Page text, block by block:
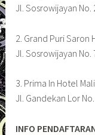
Jl. Sosrowijayan
2. Grand Puri Saron
Jl. Sosrowijayan
3. Prima In Hotel
Jl. Gandekan Lor
INFO